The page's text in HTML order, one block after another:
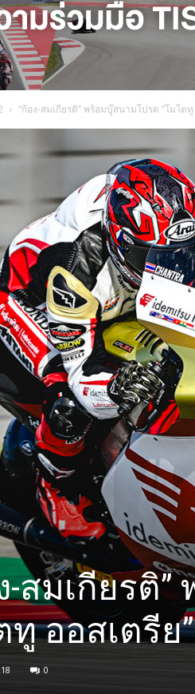
“ก้อง-สมเกียรติ” พร้อมบู๊สนามโปรด “โมโตทู
-สมเกียรติ
ออสเตรีย”
0